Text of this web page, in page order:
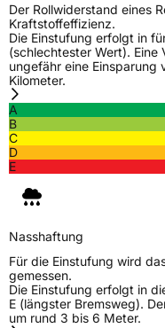
ModellnameL Zeal 56
FahrzeugartPKW & SUV
Weitere Eigenschaften
SchlauchtypTL
ZustandNeureifen
Nasshaftung B
Der Rollwiderstand eines
Kraftstoffeffizienz.
Die Einstufung erfolgt in
(schlechtester Wert). Eine
ungefähr eine Einsparung
Kilometer.
A
B
C
D
E
Nasshaftung
Für die Einstufung wird
gemessen.
Die Einstufung erfolgt in
E (längster Bremsweg).
um rund 3 bis 6 Meter.